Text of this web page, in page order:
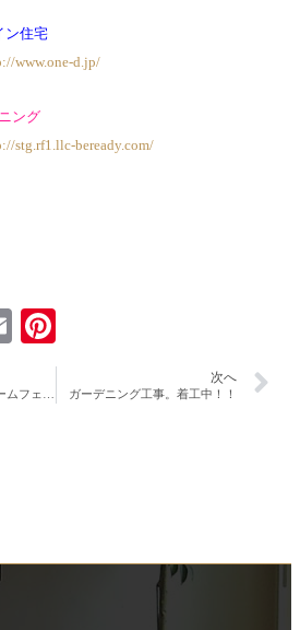
ン住宅
www.one-d.jp/
ング
stg.rf1.llc-beready.com/
Email
次へ
ガーデニング工事。着工中！！